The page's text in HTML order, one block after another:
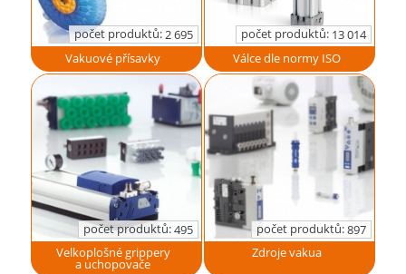
počet produktů:2 695
Vakuové přísavky
počet produktů: 13 014
Válce dle normy ISO
počet produktů:495
Velkoplošné grippery
a uchopovače
počet produktů:897
Zdroje vakua